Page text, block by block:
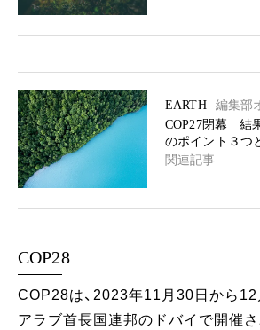
EARTH
編集部
COP27閉幕 結
のポイント３つ
関連記事
COP28
COP28は、2023年11月30日から12
アラブ首長国連邦のドバイで開催